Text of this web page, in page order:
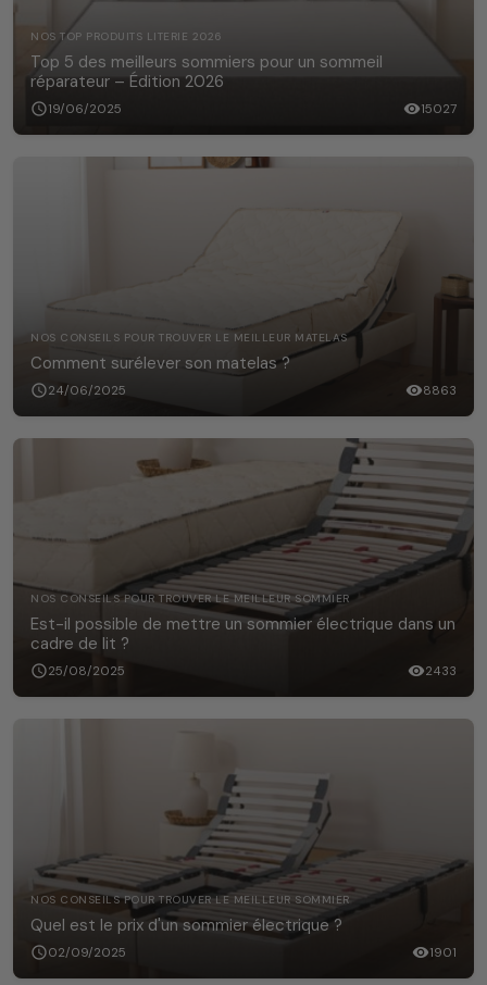
NOS TOP PRODUITS LITERIE 2026
Top 5 des meilleurs sommiers pour un sommeil
réparateur – Édition 2026
schedule19/06/2025 visibility15027
NOS CONSEILS POUR TROUVER LE MEILLEUR MATELAS
Comment surélever son matelas ?
schedule24/06/2025 visibility8863
NOS CONSEILS POUR TROUVER LE MEILLEUR SOMMIER
Est-il possible de mettre un sommier électrique dans un
cadre de lit ?
schedule25/08/2025 visibility2433
NOS CONSEILS POUR TROUVER LE MEILLEUR SOMMIER
Quel est le prix d'un sommier électrique ?
schedule02/09/2025 visibility1901